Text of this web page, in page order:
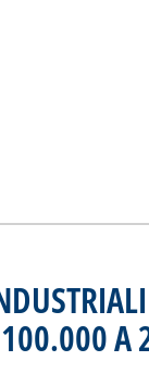
100.000